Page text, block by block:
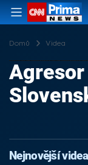
Domů Videa
Nejnovější videa